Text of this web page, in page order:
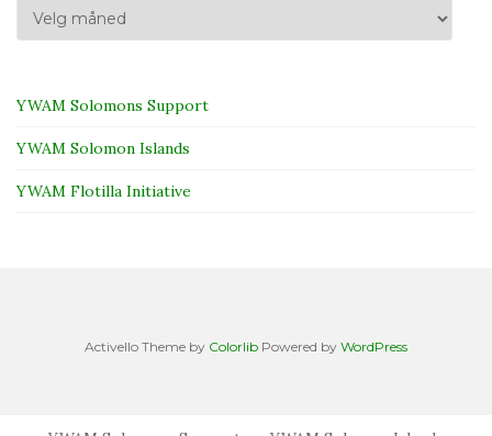
Arkiv
YWAM Solomons Support
YWAM Solomon Islands
YWAM Flotilla Initiative
Activello Theme by Colorlib Powered by WordPress